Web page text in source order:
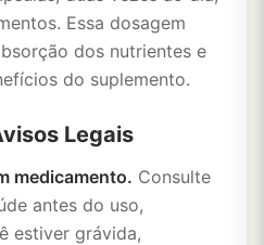
Essa dosagem
dos nutrientes e
do suplemento.
Legais
medicamento. Consulte
antes do uso,
estiver grávida,